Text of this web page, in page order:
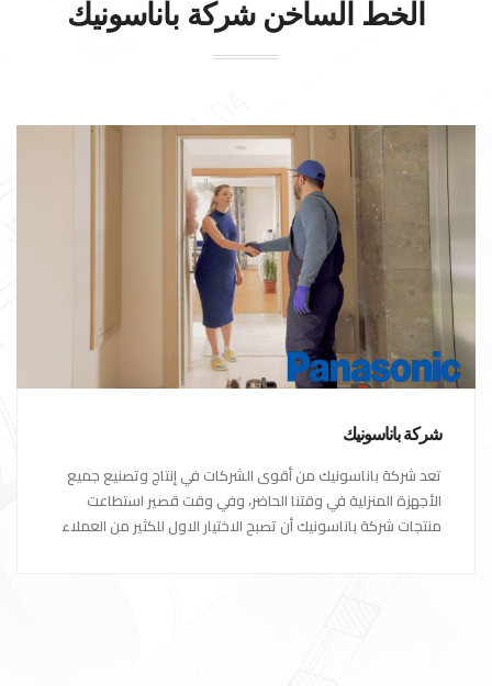
الخط الساخن شركة باناسونيك
شركة باناسونيك
تعد شركة باناسونيك من أقوى الشركات في إنتاج وتصنيع جميع
الأجهزة المنزلية في وقتنا الحاضر، وفي وقت قصير استطاعت
منتجات شركة باناسونيك أن تصبح الاختيار الاول للكثير من العملاء